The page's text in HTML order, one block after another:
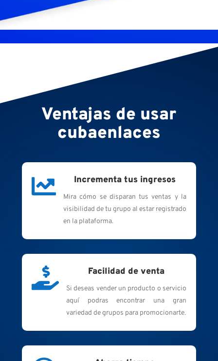
Ventajas de usar
cubaenlaces
 Incrementa tus ingresos
Mira cómo se disparan tus ventas y la
visibilidad de tu grupo al estar registrado
en la plataforma.
 Facilidad de venta
Si deseas vender un producto o servicio
aquí podras encontrar una gran
variedad de grupos para promocionarte.